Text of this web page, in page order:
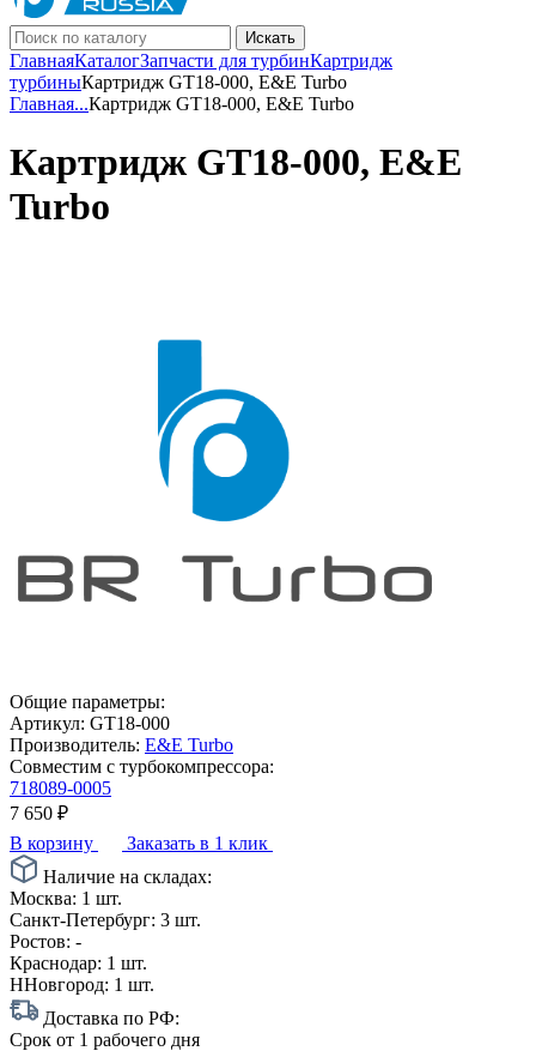
Искать
ГлавнаяКаталогЗапчасти для турбинКартридж
турбиныКартридж GT18-000, E&E Turbo
Главная...Картридж GT18-000, E&E Turbo
Картридж GT18-000, E&E
Turbo
Общие параметры:
Артикул: GT18-000
Производитель: E&E Turbo
Совместим с турбокомпрессора:
718089-0005
7 650 ₽
В корзину
Заказать в 1 клик
Наличие на складах:
Москва: 1 шт.
Санкт-Петербург: 3 шт.
Ростов: -
Краснодар: 1 шт.
ННовгород: 1 шт.
Доставка по РФ:
Срок от 1 рабочего дня